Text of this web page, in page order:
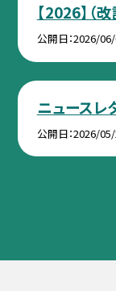
【2026】（
公開日 2026/
ニュースレ
公開日 2026/